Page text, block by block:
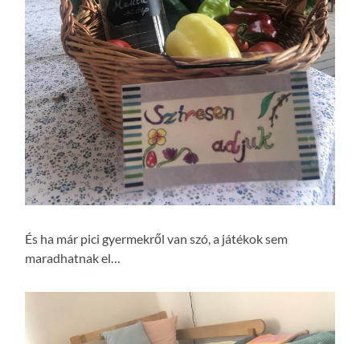
És ha már pici gyermekről van szó, a játékok sem
maradhatnak el…